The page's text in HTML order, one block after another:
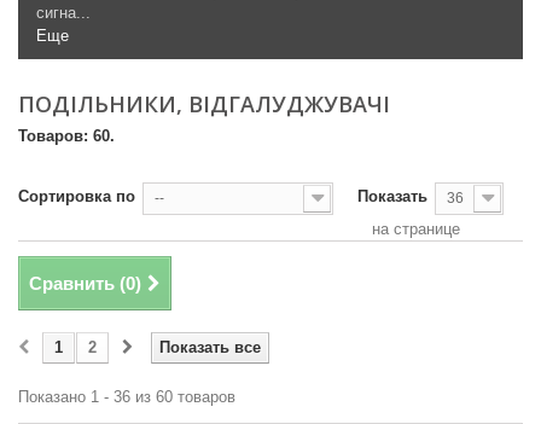
сигна...
Еще
ПОДІЛЬНИКИ, ВІДГАЛУДЖУВАЧІ
Товаров: 60.
Сортировка по -- Показать 36
на странице
Сравнить (0)
Показать все
1 2
Показано 1 - 36 из 60 товаров